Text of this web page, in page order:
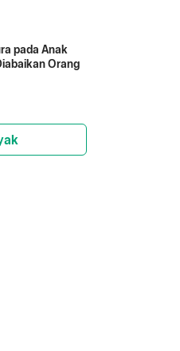
pada Anak
Orang